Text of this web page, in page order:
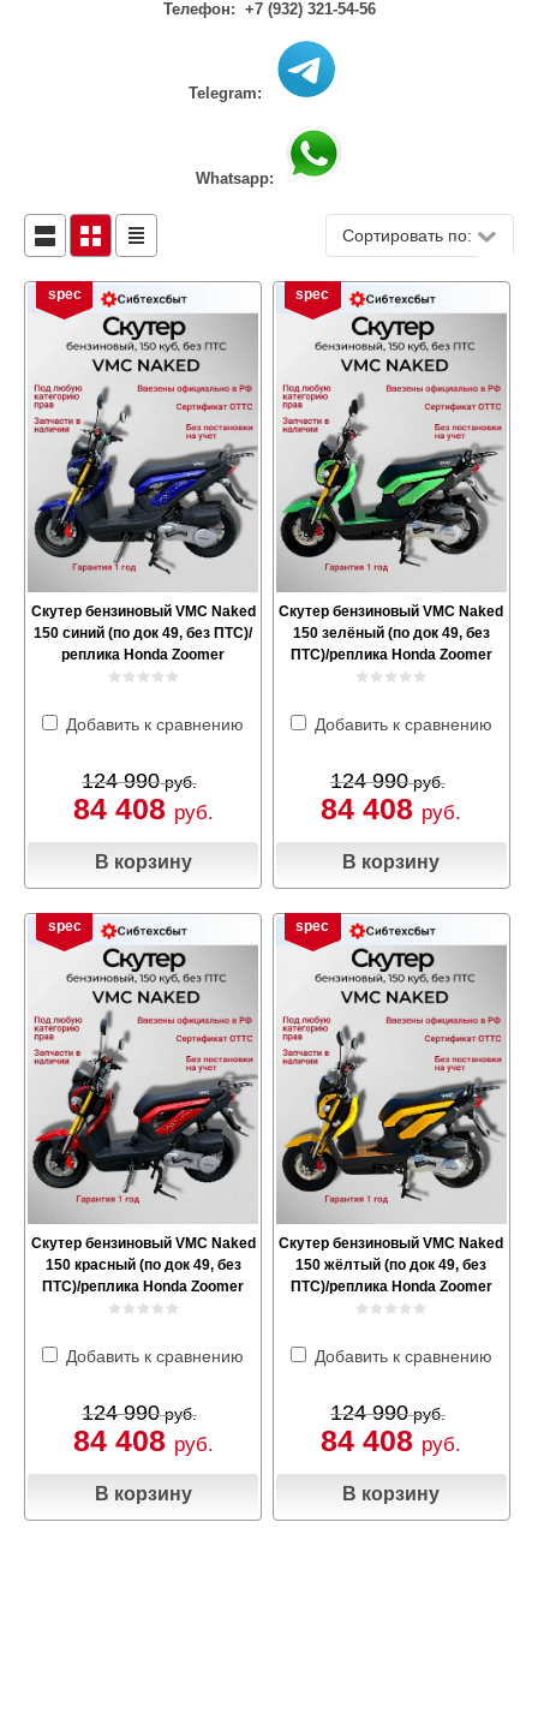
Телефон: +7 (932) 321-54-56
Telegram:
Whatsapp:
Сортировать по:
spec
Скутер бензиновый VMC Naked
150 синий (по док 49, без ПТС)/
реплика Honda Zoomer
Добавить к сравнению
124 990руб.
84 408 руб.
В корзину
spec
Скутер бензиновый VMC Naked
150 зелёный (по док 49, без
ПТС)/реплика Honda Zoomer
Добавить к сравнению
124 990руб.
84 408 руб.
В корзину
spec
Скутер бензиновый VMC Naked
150 красный (по док 49, без
ПТС)/реплика Honda Zoomer
Добавить к сравнению
124 990руб.
84 408 руб.
В корзину
spec
Скутер бензиновый VMC Naked
150 жёлтый (по док 49, без
ПТС)/реплика Honda Zoomer
Добавить к сравнению
124 990руб.
84 408 руб.
В корзину